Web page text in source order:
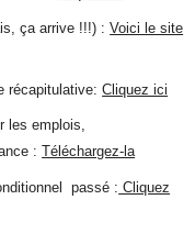
ça arrive !!!) :Voici le site
récapitulative:Cliquez ici
les emplois,
:Téléchargez-la
passé : Cliquez